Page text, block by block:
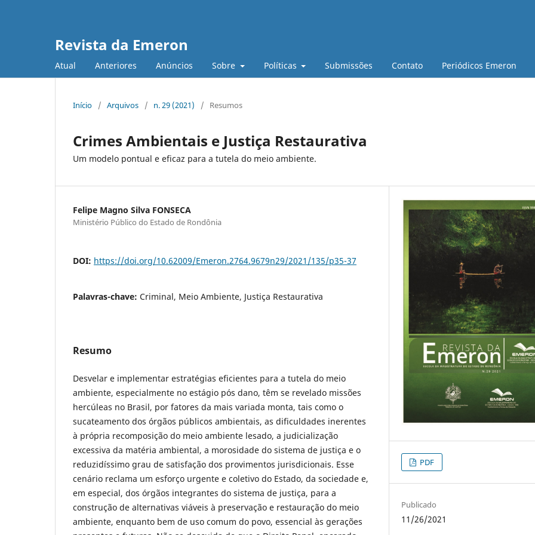
Revista da Emeron
Atual Anteriores Anúncios Sobre Políticas Submissões Contato Periódicos Emeron
Início / Arquivos / n. 29 (2021) / Resumos
Crimes Ambientais e Justiça Restaurativa
Um modelo pontual e eficaz para a tutela do meio ambiente.
Felipe Magno Silva FONSECA
Ministério Público do Estado de Rondônia
DOI: https://doi.org/10.62009/Emeron.2764.9679n29/2021/135/p35-37
Palavras-chave: Criminal, Meio Ambiente, Justiça Restaurativa
Resumo
Desvelar e implementar estratégias eficientes para a tutela do meio
ambiente, especialmente no estágio pós dano, têm se revelado missões
hercúleas no Brasil, por fatores da mais variada monta, tais como o
sucateamento dos órgãos públicos ambientais, as dificuldades inerentes
à própria recomposição do meio ambiente lesado, a judicialização
excessiva da matéria ambiental, a morosidade do sistema de justiça e o
reduzidíssimo grau de satisfação dos provimentos jurisdicionais. Esse
cenário reclama um esforço urgente e coletivo do Estado, da sociedade e,
em especial, dos órgãos integrantes do sistema de justiça, para a
construção de alternativas viáveis à preservação e restauração do meio
ambiente, enquanto bem de uso comum do povo, essencial às gerações
PDF
Publicado
11/26/2021